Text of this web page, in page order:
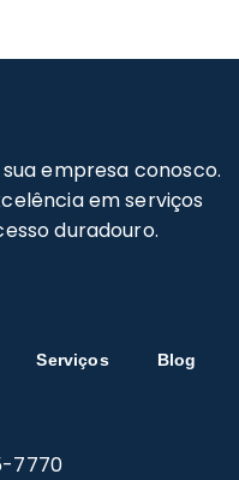
sua empresa conosco.
em serviços
duradouro.
Serviços Blog
7770